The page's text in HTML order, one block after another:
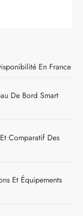
En France
De Bord Smart
Comparatif Des
Et Équipements